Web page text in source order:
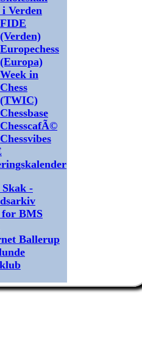
Verden
FIDE
(Verden)
Europechess
(Europa)
Week in
Chess
(TWIC)
Chessbase
ChesscafÃ©
Chessvibes
-
for BMS
Ballerup